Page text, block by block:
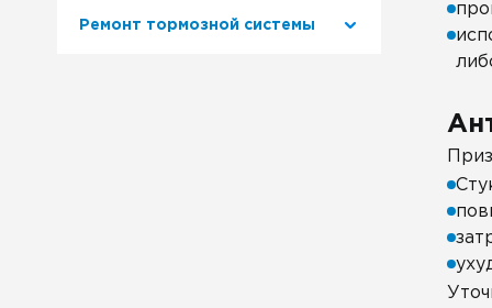
Ремонт тормозной системы